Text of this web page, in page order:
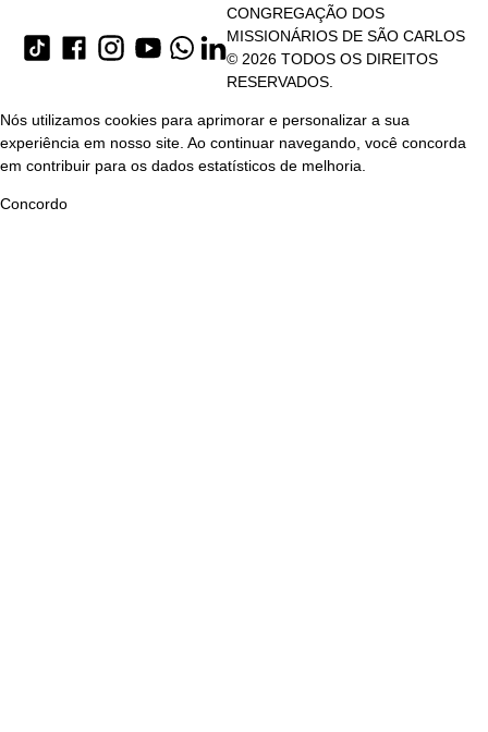
CONGREGAÇÃO DOS
MISSIONÁRIOS DE SÃO CARLOS
© 2026 TODOS OS DIREITOS
RESERVADOS.
Nós utilizamos cookies para aprimorar e personalizar a sua
experiência em nosso site. Ao continuar navegando, você concorda
em contribuir para os dados estatísticos de melhoria.
Concordo